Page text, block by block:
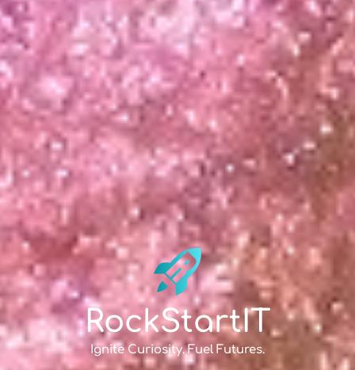
RockStartIT
Ignite Curiosity. Fuel Futures.